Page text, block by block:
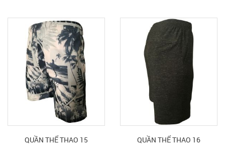
QUẦN THỂ THAO 15 QUẦN THỂ THAO 16